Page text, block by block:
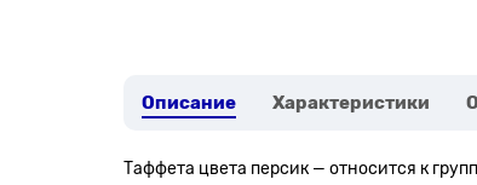
Описание Характеристики
Таффета цвета персик — относится к